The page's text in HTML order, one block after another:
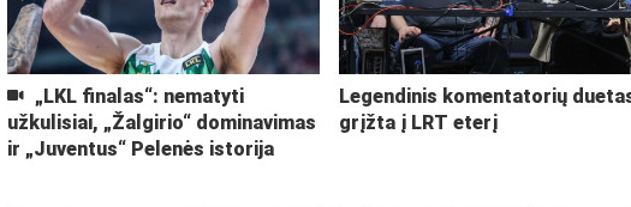
„LKL finalas“: nematyti
užkulisiai, „Žalgirio“ dominavimas
ir „Juventus“ Pelenės istorija
Legendinis komentatorių
grįžta į LRT eterį